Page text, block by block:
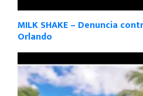
MILK SHAKE – Denuncia
Orlando